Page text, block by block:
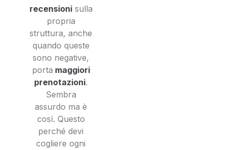
recensionisulla
propria
struttura, anche
quando queste
sono negative,
porta maggiori
prenotazioni.
Sembra
assurdo ma è
così. Questo
perché devi
cogliere ogni